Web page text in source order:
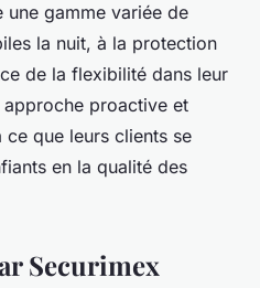
une gamme variée de
la nuit, à la protection
de la flexibilité dans leur
proactive et
que leurs clients se
en la qualité des
Securimex